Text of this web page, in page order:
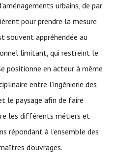
urbains, de par
pour prendre la mesure
souvent appréhendée au
limitant, qui restreint le
positionne en acteur à même
entre l’ingénierie des
le paysage afin de faire
les différents métiers et
répondant à l’ensemble des
d’ouvrages.